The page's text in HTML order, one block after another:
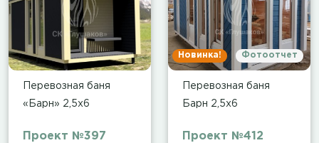
Перевозная баня
«Барн» 2,5х6
Проект №397
Новинка! Фотоотчет
Перевозная баня
Барн 2,5х6
Проект №412